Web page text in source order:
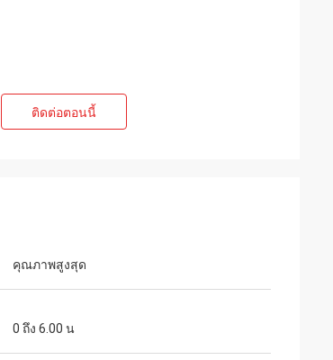
ติดต่อตอนนี้
คุณภาพสูงสุด
0 ถึง 6.00 น